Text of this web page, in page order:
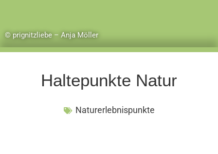
© prignitzliebe – Anja Möller
Haltepunkte Natur
Naturerlebnispunkte